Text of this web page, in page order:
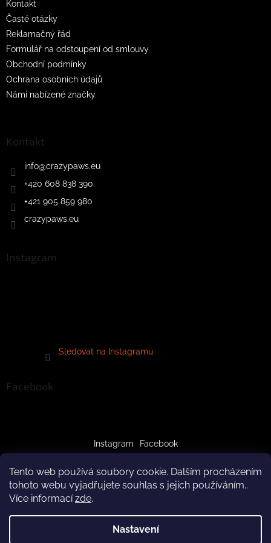
Tento web používá soubory cookie. Dalším procházením
tohoto webu vyjadřujete souhlas s jejich používáním..
Více informacízde.
Nastavení
Kontakt
Časté otázky
Reklamačný řád
Formulář na odstoupení od smlouvy
Obchodní podmínky
Ochrana osobních údajů
Námi nabízené značky
Kontakt
info@crazypaws.eu
+420 608 838 390
+421 905 859 980
crazypaws.eu
Instagram
Sledovat na Instagramu
Facebook
Instagram Facebook